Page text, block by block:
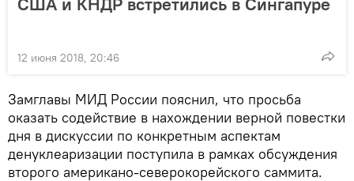
12 июня 2018, 20:46
Замглавы МИД России пояснил, что просьба
оказать содействие в нахождении верной повестки
дня в дискуссии по конкретным аспектам
денуклеаризации поступила в рамках обсуждения
второго американо-северокорейского саммита.